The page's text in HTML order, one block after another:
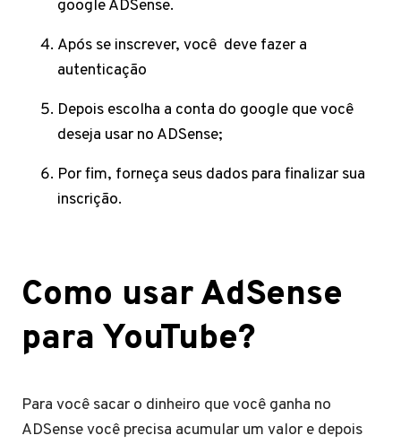
google ADSense.
Após se inscrever, você deve fazer a
autenticação
Depois escolha a conta do google que você
deseja usar no ADSense;
Por fim, forneça seus dados para finalizar sua
inscrição.
Como usar AdSense
para YouTube?
Para você sacar o dinheiro que você ganha no
ADSense você precisa acumular um valor e depois